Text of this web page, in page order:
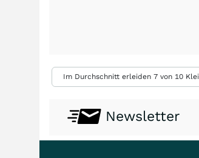
Im Durchschnitt erleiden 7 von 10
Newsletter